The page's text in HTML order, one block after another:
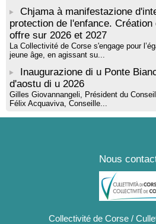
Chjama à manifestazione
protection de l'enfance.
offre sur 2026 et 2027
La Collectivité de Corse s'engage pour
jeune âge, en agissant su...
Inaugurazione di u Ponte
d'aostu di u 2026
Gilles Giovannangeli, Président du
Félix Acquaviva, Conseille...
Nous
Collectivité de Corse /